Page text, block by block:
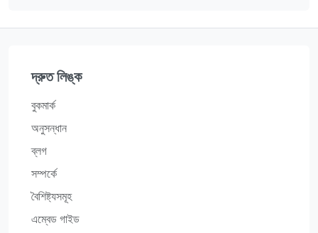
দ্রুত লিঙ্ক
বুকমার্ক
অনুসন্ধান
ব্লগ
সম্পর্কে
বৈশিষ্ট্যসমূহ
এম্বেড গাইড